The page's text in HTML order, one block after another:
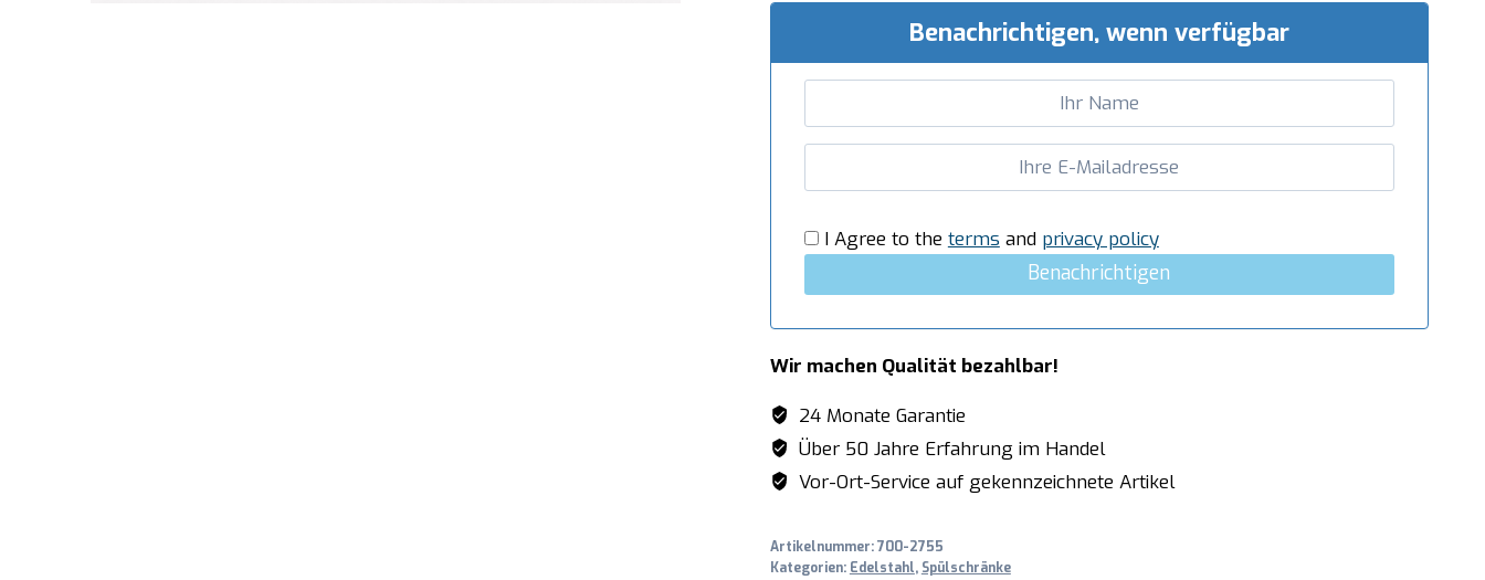
links
Benachrichtigen, wenn verfügbar
I Agree to the terms and privacy policy
Benachrichtigen
Wir machen Qualität bezahlbar!
24 Monate Garantie
Über 50 Jahre Erfahrung im Handel
Vor-Ort-Service auf gekennzeichnete Artikel
Artikelnummer:700-2755
Kategorien: Edelstahl, Spülschränke